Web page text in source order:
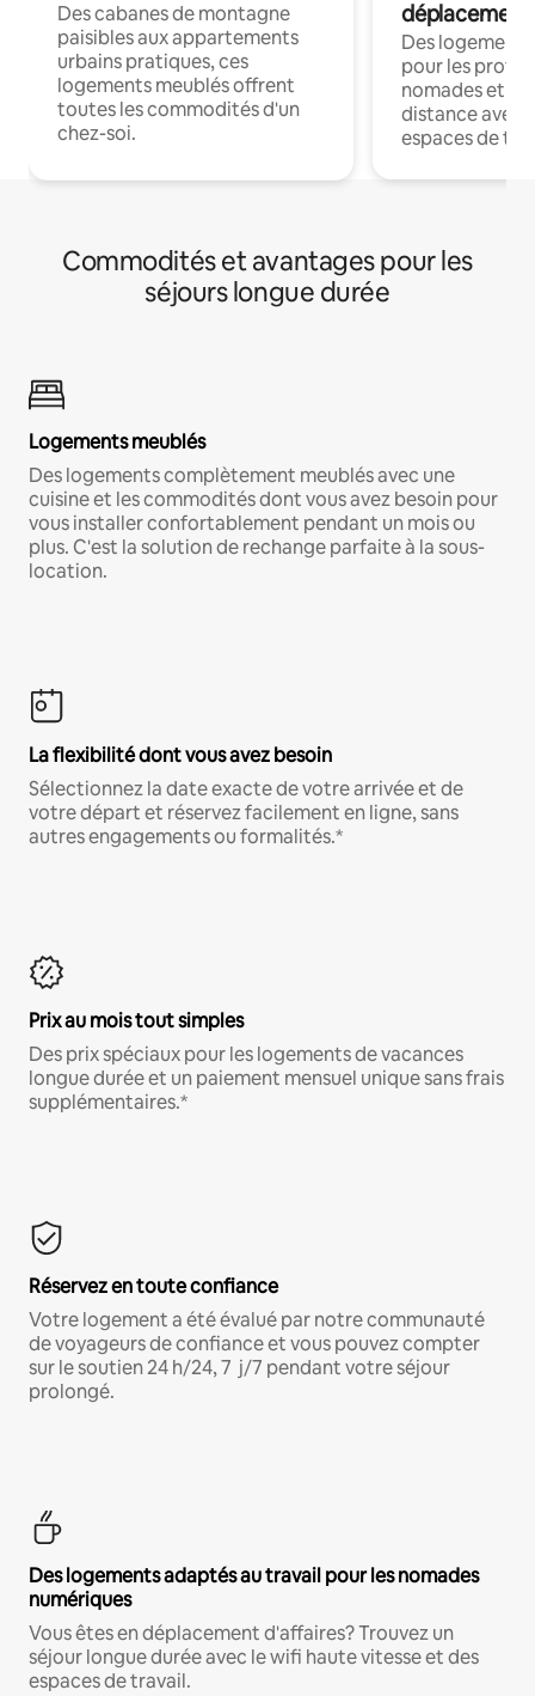
Des cabanes de montagne
paisibles aux appartements
urbains pratiques, ces
logements meublés offrent
toutes les commodités d'un
chez-soi.
déplacement
Des
pour les
nomades et
distance avec
espaces de
Commodités et avantages pour les
séjours longue durée
Logements meublés
Des logements complètement meublés avec une
cuisine et les commodités dont vous avez besoin pour
vous installer confortablement pendant un mois ou
plus. C'est la solution de rechange parfaite à la sous-
location.
La flexibilité dont vous avez besoin
Sélectionnez la date exacte de votre arrivée et de
votre départ et réservez facilement en ligne, sans
autres engagements ou formalités.*
Prix au mois tout simples
Des prix spéciaux pour les logements de vacances
longue durée et un paiement mensuel unique sans frais
supplémentaires.*
Réservez en toute confiance
Votre logement a été évalué par notre communauté
de voyageurs de confiance et vous pouvez compter
sur le soutien 24 h/24, 7 j/7 pendant votre séjour
prolongé.
Des logements adaptés au travail pour les nomades
numériques
Vous êtes en déplacement d'affaires? Trouvez un
séjour longue durée avec le wifi haute vitesse et des
espaces de travail.